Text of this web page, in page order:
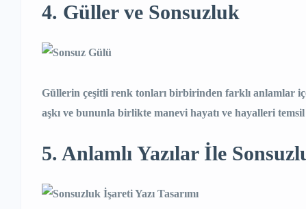
4. Güller ve Sonsuzluk
Güllerin çeşitli renk tonları birbirinden farklı anlamlar
aşkı ve bununla birlikte manevi hayatı ve hayalleri temsil
5. Anlamlı Yazılar İle